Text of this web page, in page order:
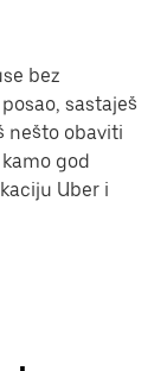
bez
sastaješ
nešto obaviti
god
Uber i